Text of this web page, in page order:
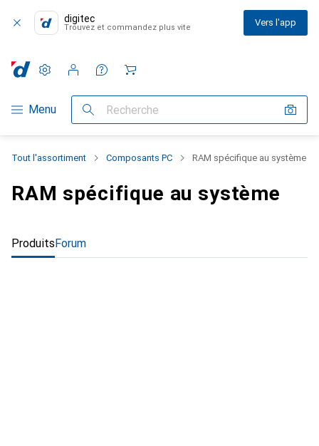
digitec
Trouvez et commandez plus vite Vers l'app
Navigation par catégorie
Menu Recherche
Paramètres
Compte client
Listes de comparaison
Listes d'envies
Panier
Tout l'assortiment Composants PC RAM spécifique au système
RAM spécifique au système
ProduitsForum